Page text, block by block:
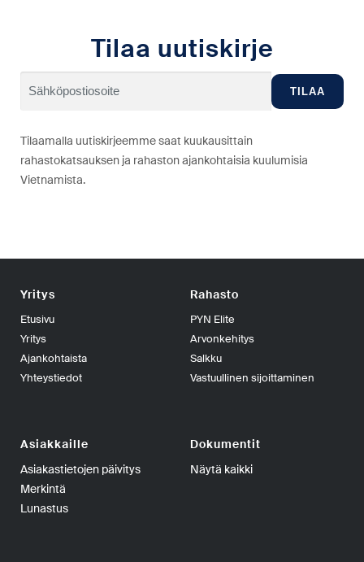
Tilaa uutiskirje
Tilaamalla uutiskirjeemme saat kuukausittain
rahastokatsauksen ja rahaston ajankohtaisia kuulumisia
Vietnamista.
Yritys
Etusivu
Yritys
Ajankohtaista
Yhteystiedot
Rahasto
PYN Elite
Arvonkehitys
Salkku
Vastuullinen sijoittaminen
Asiakkaille
Asiakastietojen päivitys
Merkintä
Lunastus
Dokumentit
Näytä kaikki